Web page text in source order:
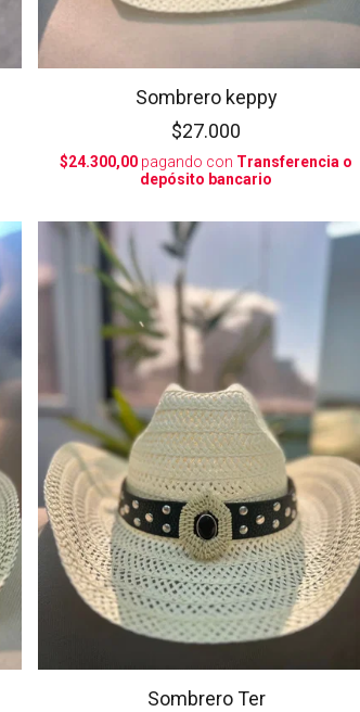
Sombrero keppy
$27.000
$24.300,00 pagando con Transferencia o
depósito bancario
Sombrero Ter